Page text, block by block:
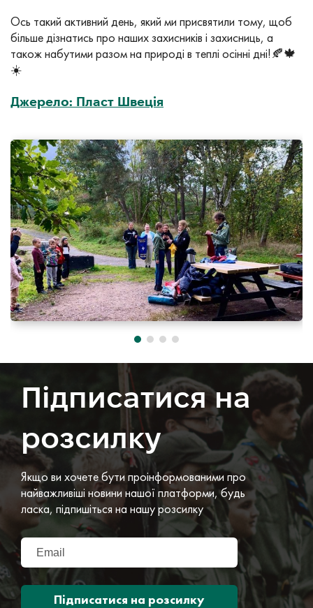
Ось такий активний день, який ми присвятили тому, щоб
більше дізнатись про наших захисників і захисниць, а
також набутими разом на природі в теплі осінні дні!🍂🍁
☀️
Джерело: Пласт Швеція
Підписатися на
розсилку
Якщо ви хочете бути проінформованими про
найважливіші новини нашої платформи, будь
ласка, підпишіться на нашу розсилку
Підписатися на розсилку